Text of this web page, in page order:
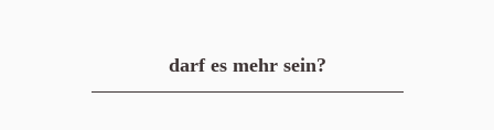
darf es mehr sein?